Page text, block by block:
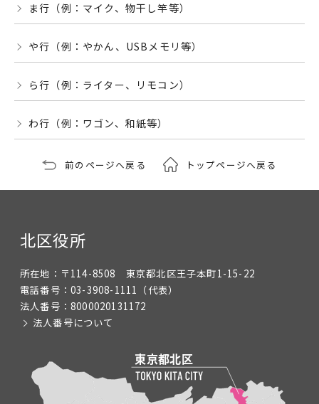
ま行（例：マイク、物干し竿等）
や行（例：やかん、USBメモリ等）
ら行（例：ライター、リモコン）
わ行（例：ワゴン、和紙等）
前のページへ戻る トップページへ戻る
北区役所
所在地： 〒114-8508 東京都北区王子本町1-15-22
電話番号： 03-3908-1111 （代表）
法人番号： 8000020131172
法人番号について